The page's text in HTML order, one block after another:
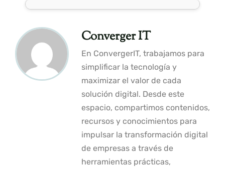
Converger IT
En ConvergerIT, trabajamos para
simplificar la tecnología y
maximizar el valor de cada
solución digital. Desde este
espacio, compartimos contenidos,
recursos y conocimientos para
impulsar la transformación digital
de empresas a través de
herramientas prácticas,